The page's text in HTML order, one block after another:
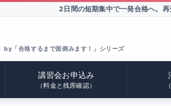
2日間の短期集中で一発合格へ。 再
by「合格するまで面倒みます！」シリーズ
講習会お申込み
（料金と残席確認）